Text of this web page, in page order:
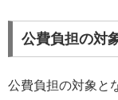
公費負担の対
公費負担の対象と